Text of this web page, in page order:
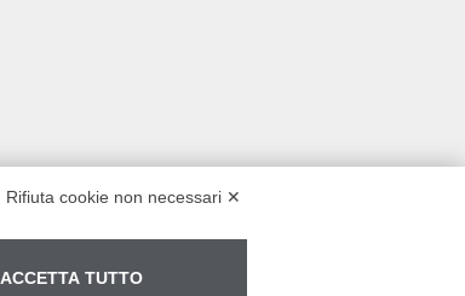
Rifiuta cookie non necessari ✕
ACCETTA TUTTO